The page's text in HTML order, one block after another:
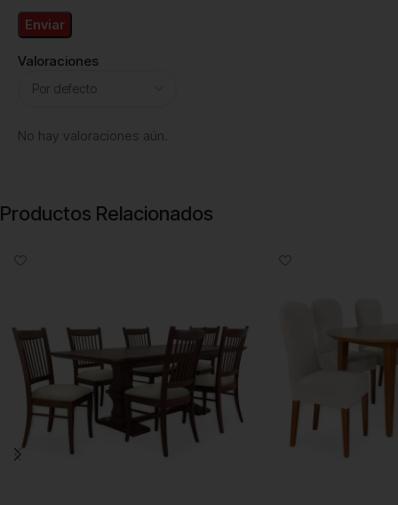
Valoraciones
No hay valoraciones aún.
Productos Relacionados